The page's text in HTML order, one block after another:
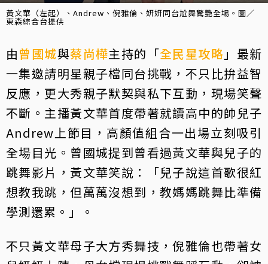
黃文華（左起）、Andrew、倪雅倫、妍妍同台尬舞驚艷全場。圖／
東森綜合台提供
由曾國城與蔡尚樺主持的「全民星攻略 」最新
一集邀請明星親子檔同台挑戰，不只比拚益智
反應，更大秀親子默契與私下互動，現場笑聲
不斷。主播黃文華首度帶著就讀高中的帥兒子
Andrew上節目，高顏值組合一出場立刻吸引
全場目光。曾國城提到曾看過黃文華與兒子的
跳舞影片，黃文華笑說：「兒子說這首歌很紅
想教我跳，但萬萬沒想到，教媽媽跳舞比準備
學測還累。」。
不只黃文華母子大方秀舞技，倪雅倫也帶著女